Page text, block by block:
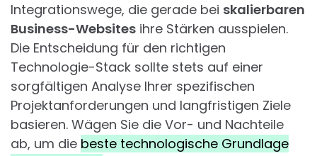
Integrationswege, die gerade bei skalierbaren
Business-Websites ihre Stärken ausspielen.
Die Entscheidung für den richtigen
Technologie-Stack sollte stets auf einer
sorgfältigen Analyse Ihrer spezifischen
Projektanforderungen und langfristigen Ziele
basieren. Wägen Sie die Vor- und Nachteile
ab, um die beste technologische Grundlage